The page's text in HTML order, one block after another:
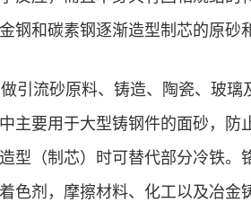
钢和碳素钢逐渐造型制芯的原砂
引流砂原料、铸造、陶瓷、玻璃
主要用于大型铸钢件的面砂，防
型（制芯）时可替代部分冷铁
色剂，摩擦材料、化工以及冶金